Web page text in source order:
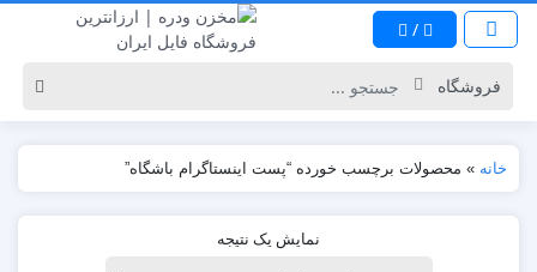
/
خانه » محصولات برچسب خورده “پست اینستاگرام باشگاه”
نمایش یک نتیجه